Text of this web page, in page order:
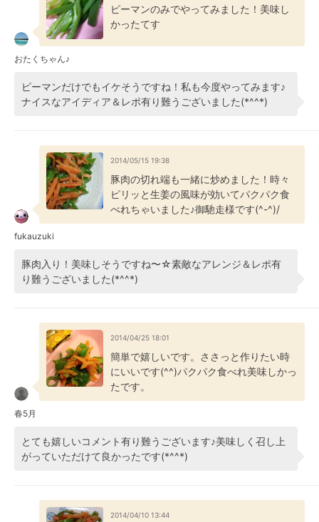
ピーマンのみでやってみました！美味し
かったてす
おたくちゃん♪
ピーマンだけでもイケそうですね！私も今度やってみます♪
ナイスなアイディア＆レポ有り難うございました(*^^*)
2014/05/15 19:38
豚肉の切れ端も一緒に炒めました！時々
ピリッと生姜の風味が効いてパクパク食
べれちゃいました♪御馳走様です(^-^)/
fukauzuki
豚肉入り！美味しそうですね〜☆素敵なアレンジ＆レポ有
り難うございました(*^^*)
2014/04/25 18:01
簡単で嬉しいです。ささっと作りたい時
にいいです(^^)パクパク食べれ美味しかっ
たです。
春5月
とても嬉しいコメント有り難うございます♪美味しく召し上
がっていただけて良かったです(*^^*)
2014/04/10 13:44